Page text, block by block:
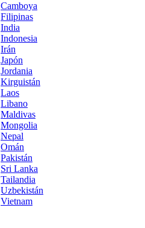
Camboya
Filipinas
India
Indonesia
Irán
Japón
Jordania
Kirguistán
Laos
Libano
Maldivas
Mongolia
Nepal
Omán
Pakistán
Sri Lanka
Tailandia
Uzbekistán
Vietnam